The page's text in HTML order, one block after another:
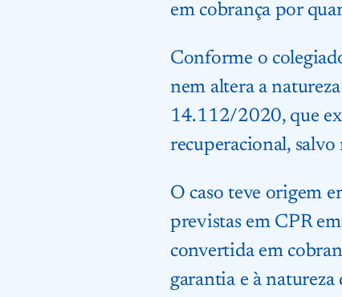
em cobrança por
Conforme o
nem altera a
14.112/2020, que
recuperacional,
O caso teve origem
previstas em CPR
convertida em
garantia e à natureza